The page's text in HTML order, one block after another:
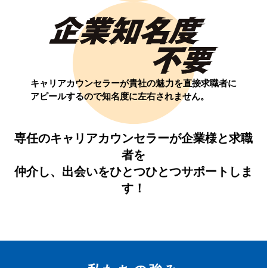
キャリアカウンセラーが貴社の魅力を直接求職者に
アピールするので知名度に左右されません。
専任のキャリアカウンセラーが企業様と求職
者を
仲介し、出会いをひとつひとつサポートしま
す！